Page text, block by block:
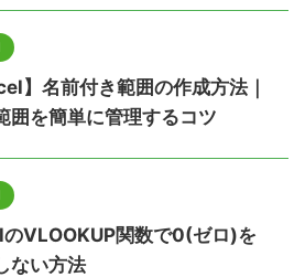
】名前付き範囲の作成方法｜
囲を簡単に管理するコツ
VLOOKUP関数で0(ゼロ)を
ない方法